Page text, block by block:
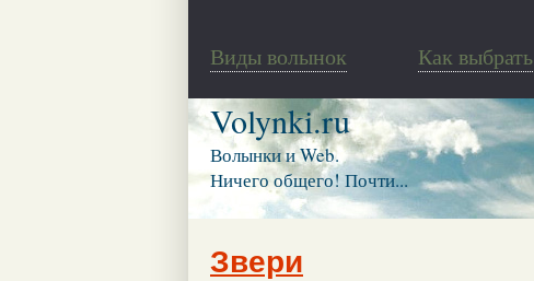
Виды волынок Как выбрать
Volynki.ru
Волынки и Web.
Ничего общего! Почти...
Звери